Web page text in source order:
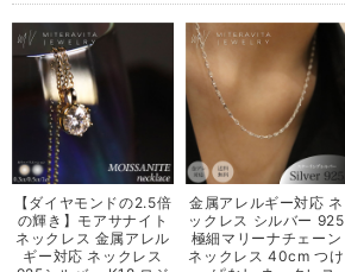
【ダイヤモンドの2.5倍
の輝き】モアサナイト
ネックレス 金属アレル
ギー対応 ネックレス
金属アレルギー対応 ネ
ックレス シルバー 925
極細マリーナチェーン
ネックレス 40cm つけ